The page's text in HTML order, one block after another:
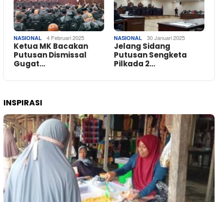
NASIONAL 4 Februari 2025
Ketua MK Bacakan
Putusan Dismissal
Gugat…
NASIONAL 30 Januari 2025
Jelang Sidang
Putusan Sengketa
Pilkada 2…
INSPIRASI